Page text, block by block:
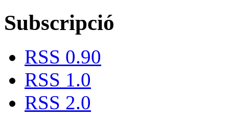
Subscripció
RSS 0.90
RSS 1.0
RSS 2.0